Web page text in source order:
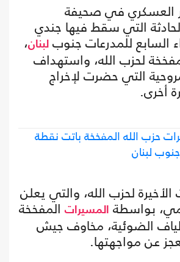
العسكري في صحيفة
التي سقط فيها جندي
السابع للمدرعات جنوب لبنان،
لحزب الله، واستهداف
التي حضرت لإخراج
أخرى.
حزب الله المفخخة باتت نقطة
لبنان
الأخيرة لحزب الله، والتي يعلن
بواسطة المسيرات المفخخة
الضوئية، مخاوف جيش
عن مواجهتها.